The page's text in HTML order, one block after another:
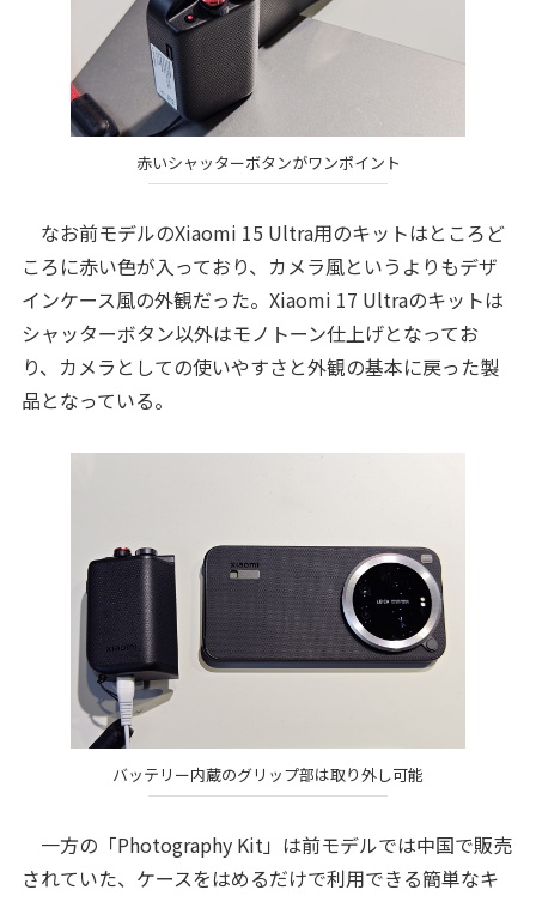
赤いシャッターボタンがワンポイント
なお前モデルのXiaomi 15 Ultra用のキットはところど
ころに赤い色が入っており、カメラ風というよりもデザ
インケース風の外観だった。Xiaomi 17 Ultraのキットは
シャッターボタン以外はモノトーン仕上げとなってお
り、カメラとしての使いやすさと外観の基本に戻った製
品となっている。
バッテリー内蔵のグリップ部は取り外し可能
一方の「Photography Kit」は前モデルでは中国で販売
されていた、ケースをはめるだけで利用できる簡単なキ